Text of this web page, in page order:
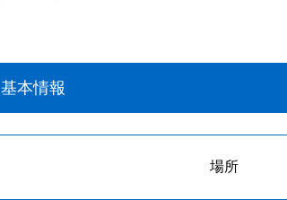
基本情報
場所